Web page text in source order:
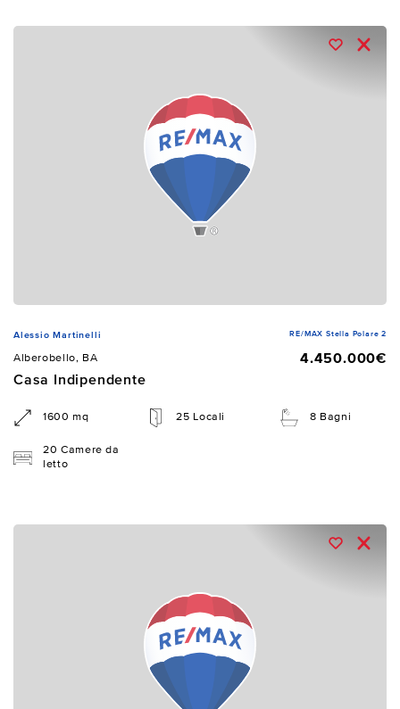
Alessio Martinelli RE/MAX Stella Polare 2
Alberobello, BA
4.450.000€
Casa Indipendente
1600 mq 25 Locali 8 Bagni
20 Camere da
letto